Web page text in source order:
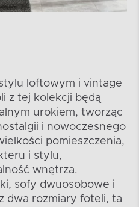
loftowym i vintage
z tej kolekcji będą
urokiem, tworząc
i nowoczesnego
pomieszczenia,
i stylu,
wnętrza.
sofy dwuosobowe i
dwa rozmiary foteli, ta